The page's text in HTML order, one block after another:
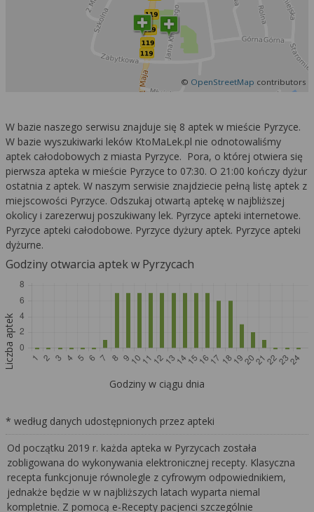
© OpenStreetMap contributors
W bazie naszego serwisu znajduje się 8 aptek w mieście Pyrzyce.
W bazie wyszukiwarki leków KtoMaLek.pl nie odnotowaliśmy
aptek całodobowych z miasta Pyrzyce. Pora, o której otwiera się
pierwsza apteka w mieście Pyrzyce to 07:30. O 21:00 kończy dyżur
ostatnia z aptek. W naszym serwisie znajdziecie pełną listę aptek z
miejscowości Pyrzyce. Odszukaj otwartą aptekę w najbliższej
okolicy i zarezerwuj poszukiwany lek. Pyrzyce apteki internetowe.
Pyrzyce apteki całodobowe. Pyrzyce dyżury aptek. Pyrzyce apteki
dyżurne.
Godziny otwarcia aptek w Pyrzycach
Liczba aptek
Godziny w ciągu dnia
* według danych udostępnionych przez apteki
Od początku 2019 r. każda apteka w Pyrzycach została
zobligowana do wykonywania elektronicznej recepty. Klasyczna
recepta funkcjonuje równolegle z cyfrowym odpowiednikiem,
jednakże będzie w w najbliższych latach wyparta niemal
kompletnie. Z pomocą e-Recepty pacjenci szczególnie